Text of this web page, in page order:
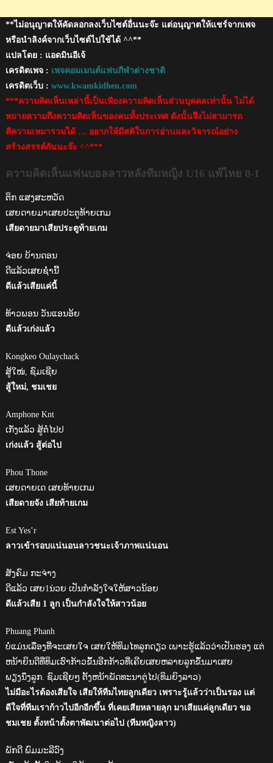
**ไม่อนุญาตให้คัดลอกลงเว็บไซต์อื่นนะจ๊ะ แต่อนุญาตให้แชร์จากเพจ
หรือนำลิงค์จากเว็บไซต์ไปใช้ได้ ^^**
แปลโดย : แอดมินอีเจ้
เครดิตเพจ : เพจคอมเมนต์แฟนกีฬาต่างชาติ
เครดิตเว็บ : www.kwamkidhen.com
***ความคิดเห็นเหล่านี้เป็นเพียงความคิดเห็นส่วนบุคคลเท่านั้น ไม่ได้
หมายความถึงความคิดเห็นของคนทั้งประเทศ ดังนั้นจึงไม่สามารถ
ตีความเหมารวมได้ … อยากให้มีสติในการอ่านและวิจารณ์อย่าง
สร้างสรรค์กันนะจ๊ะ ^^***
ความคิดเห็นแฟนบอลลาวหลังทีมหญิง U16 แพ้ไทย 0-1
ຕິກ ແສງສະຫວັດ
ເສຍດາຍມາເສຍປະຕູທ້າຍເກມ
เสียดายมาเสียประตูท้ายเกม
ຈ່ອຍ ບ້ານດອນ
ດີແລ້ວເສຍຊໍ່ານີ້
ดีแล้วเสียแค่นี้
ທ້າວພອນ ວັນແອນອ້ຍ
ดีแล้วเก่งแล้ว
Kongkeo Oulaychack
ສູ້ໃໜ່, ຊົມເຊີຍ
สู้ใหม่, ชมเชย
Amphone Knt
ເກັ່ງແລ້ວ ສູ້ຕໍ່ໄປປ
เก่งแล้ว สู้ต่อไป
Phou Thone
ເສຍດາຍເດ ເສຍທ້າຍເກມ
เสียดายจัง เสียท้ายเกม
Est Yes’r
ลาวเข้ารอบแน่นอนลาวชนะเจ้าภาพแน่นอน
ສັງຄົມ ກະຈ່າງ
ດີແລ້ວ ເສຍ1ນ່ວຍ ເປັນກຳລັງໃຈໃຫ້ສາວນ້ອຍ
ดีแล้วเสีย 1 ลูก เป็นกำลังใจให้สาวน้อย
Phuang Phanh
ບໍ່ແມ່ນເລື່ອງທີ່ຈະເສຍໃຈ ເສຍໃຫ້ທິມໄທລູກດຽວ ເພາະຮູ້ແລ້ວວ່າເປັນຮອງ ແຕ່
ຫນ້າຍິນດີທີ່ທິມເຮົາກ້າວຂຶ້ນອີກກ້າວທີ່ເຄີຍເສຍຫລາຍລູກຂຶ້ນມາເສຍ
ພຽງນຶ່ງລູກ. ຊົມເຊີຍໆ ຕັ້ງຫນ້າພັດທະນາຕູ່ໄປ(ທິມຍິງລາວ)
ไม่มีอะไรต้องเสียใจ เสียให้ทีมไทยลูกเดียว เพราะรู้แล้วว่าเป็นรอง แต่
ดีใจที่ทีมเราก้าวไปอีกอีกขึ้น ที่เคยเสียหลายลุก มาเสียแค่ลูกเดียว ขอ
ชมเชย ตั้งหน้าตั้งตาพัฒนาต่อไป (ทีมหญิงลาว)
ພັກດີ ພົມມະລີວົງ